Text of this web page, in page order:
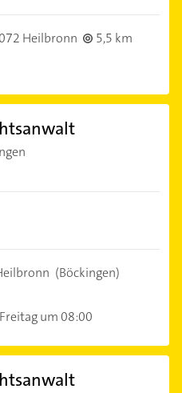
Heilbronn
5,5 km
(Böckingen)
um 08:00